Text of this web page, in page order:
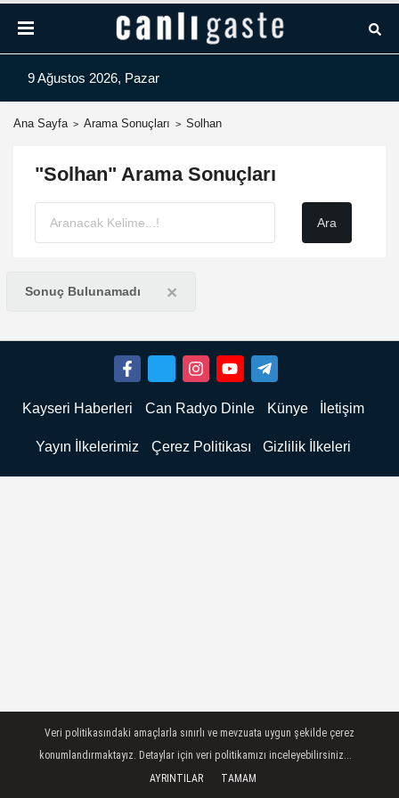
9 Ağustos 2026, Pazar
Ana Sayfa Arama Sonuçları Solhan
"Solhan" Arama Sonuçları
Sonuç Bulunamadı ×
Kayseri Haberleri Can Radyo Dinle Künye İletişim
Yayın İlkelerimiz Çerez Politikası Gizlilik İlkeleri
Veri politikasındaki amaçlarla sınırlı ve mevzuata uygun şekilde çerez
konumlandırmaktayız. Detaylar için veri politikamızı inceleyebilirsiniz...
AYRINTILAR
TAMAM